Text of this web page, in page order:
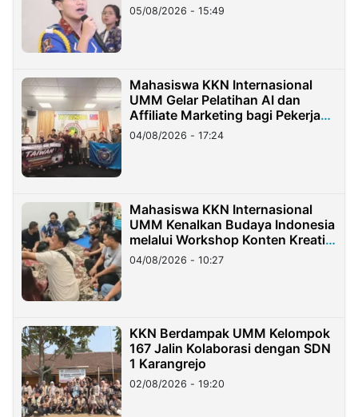
05/08/2026 - 15:49
Mahasiswa KKN Internasional
UMM Gelar Pelatihan AI dan
Affiliate Marketing bagi Pekerja
Migran Indonesia di Taiwan
04/08/2026 - 17:24
Mahasiswa KKN Internasional
UMM Kenalkan Budaya Indonesia
melalui Workshop Konten Kreatif
di Taiwan
04/08/2026 - 10:27
KKN Berdampak UMM Kelompok
167 Jalin Kolaborasi dengan SDN
1 Karangrejo
02/08/2026 - 19:20